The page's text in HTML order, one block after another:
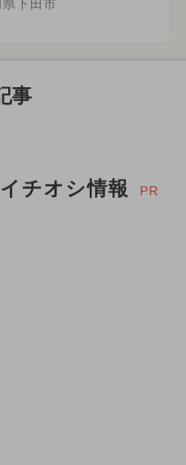
県下田市
事
チオシ情報 PR